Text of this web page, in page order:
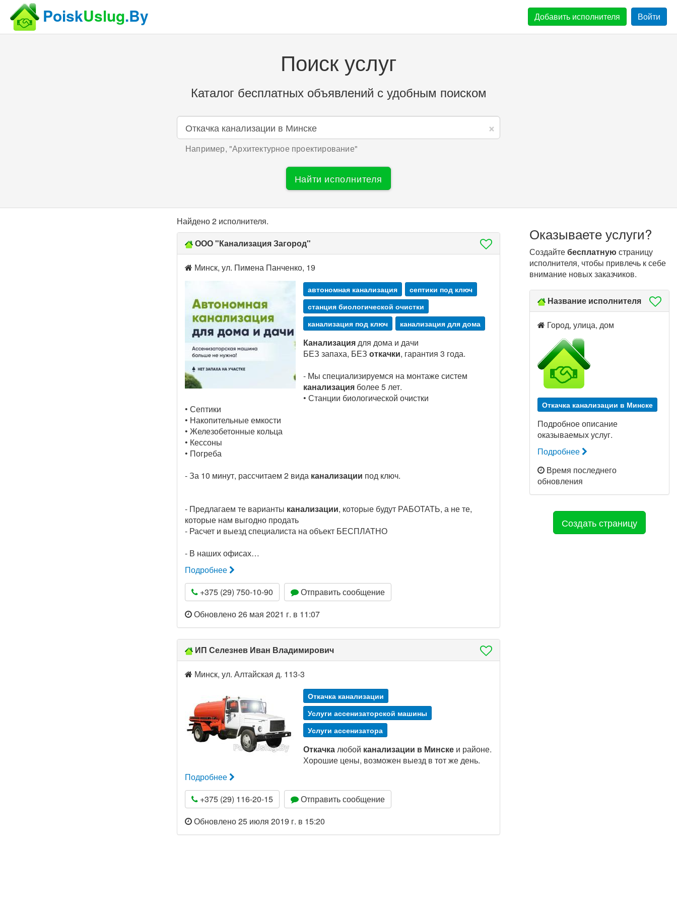
PoiskUslug.By Добавить исполнителя Войти
Поиск услуг
Каталог бесплатных объявлений с удобным поиском
×
Например, "Архитектурное проектирование"
Найти исполнителя
Найдено 2 исполнителя.
ООО "Канализация Загород"
Минск, ул. Пимена Панченко, 19
автономная канализация
септики под ключ
станция биологической очистки
канализация под ключ
канализация для дома
Канализациядля дома и дачи
БЕЗ запаха, БЕЗ откачки, гарантия 3 года.
- Мы специализируемся на монтаже систем
канализация более 5 лет.
• Станции биологической очистки
• Септики
• Накопительные емкости
• Железобетонные кольца
• Кессоны
• Погреба
- За 10 минут, рассчитаем 2 вида канализации под ключ.
- Предлагаем те варианты канализации, которые будут РАБОТАТЬ, а не те,
которые нам выгодно продать
- Расчет и выезд специалиста на объект БЕСПЛАТНО
- В наших офисах…
Подробнее
+375 (29) 750-10-90
Отправить сообщение
Обновлено 26 мая 2021 г. в 11:07
ИП Селезнев Иван Владимирович
Минск, ул. Алтайская д. 113-3
Откачка канализации
Услуги ассенизаторской машины
Услуги ассенизатора
Откачкалюбой канализации в Минске и районе.
Хорошие цены, возможен выезд в тот же день.
Подробнее
+375 (29) 116-20-15
Отправить сообщение
Обновлено 25 июля 2019 г. в 15:20
Оказываете услуги?
Создайтебесплатную страницу
исполнителя, чтобы привлечь к себе
внимание новых заказчиков.
Название исполнителя
Город, улица, дом
Откачка канализации в Минске
Подробное описание
оказываемых услуг.
Подробнее
Время последнего
обновления
Создать страницу